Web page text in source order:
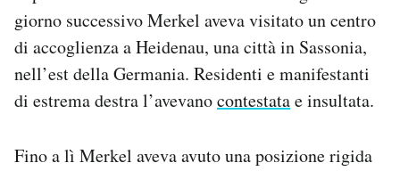
giorno successivo Merkel aveva visitato un centro
di accoglienza a Heidenau, una città in Sassonia,
nell’est della Germania. Residenti e manifestanti
di estrema destra l’avevanocontestatae insultata.
Fino a lì Merkel aveva avuto una posizione rigida